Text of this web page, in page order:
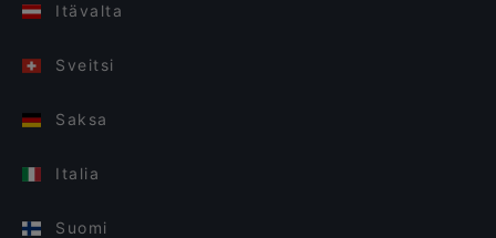
Itävalta
Sveitsi
Saksa
Italia
Suomi